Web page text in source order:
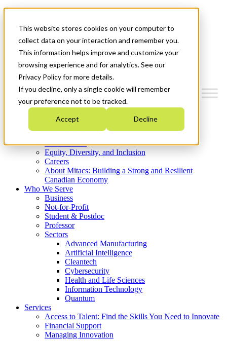
This website stores cookies on your computer to
collect data on your interaction and remember you.
This information helps improve and customize your
browsing experience and for analytics. See our
Privacy Policy for more details.
If you decline, only a single cookie will remember
your preference not to be tracked.
Accept Decline
News & Events
Get Started
Menu
Who We Are
Strategic Plan 2026-2030
What We Do
Equity, Diversity, and Inclusion
Careers
About Mitacs: Building a Strong and Resilient
Canadian Economy
Who We Serve
Business
Not-for-Profit
Student & Postdoc
Professor
Sectors
Advanced Manufacturing
Artificial Intelligence
Cleantech
Cybersecurity
Health and Life Sciences
Information Technology
Quantum
Services
Access to Talent: Find the Skills You Need to Innovate
Financial Support
Managing Innovation